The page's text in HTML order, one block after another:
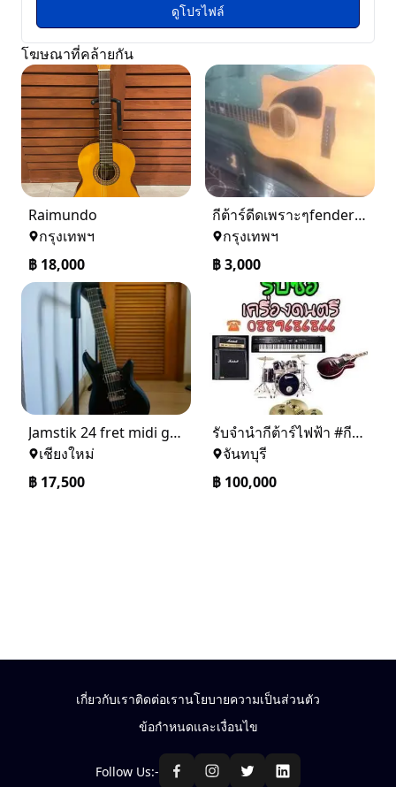
ดูโปรไฟล์
โฆษณาที่คล้ายกัน
Raimundo
กรุงเทพฯ
฿ 18,000
กีต้าร์ดีดเพราะๆfenderราคากันเอง
กรุงเทพฯ
฿3,000
Jamstik 24 fret midi guitar
เชียงใหม่
฿ 17,500
รับจำนำกีต้าร์ไฟฟ้า #กีต้าร์โปร่ง #เอฟเฟค #ร้านจำนำ #เปียโน #yamaha #kawai #กีต้าร์ไฟฟ้า #ตู้แอมป์ #คีย์บอร์ด #fender #gibson #ibanez #เอฟเฟคกีต้าร์ #กลองชุด #อุปกรณ์ดนตรี Line id n.99999999 ☎️0889686866
จันทบุรี
฿ 100,000
เกี่ยวกับเราติดต่อเรานโยบายความเป็นส่วนตัว
ข้อกำหนดและเงื่อนไข
Follow Us:-